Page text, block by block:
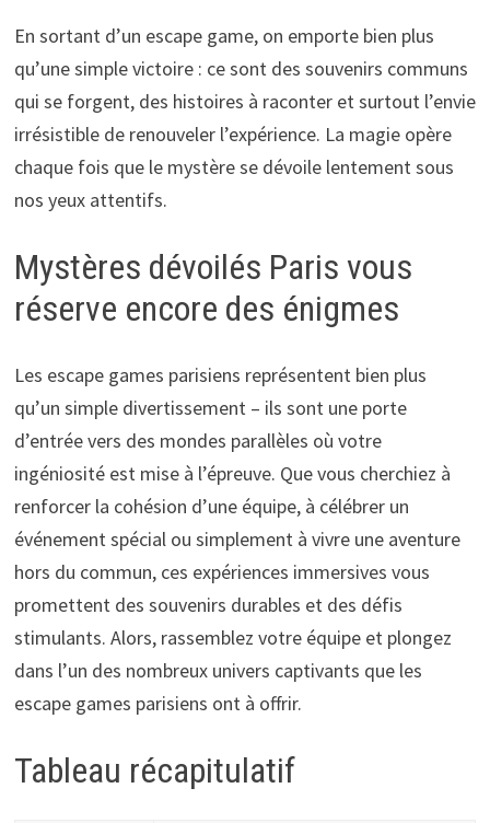
En sortant d’un escape game, on emporte bien plus
qu’une simple victoire : ce sont des souvenirs communs
qui se forgent, des histoires à raconter et surtout l’envie
irrésistible de renouveler l’expérience. La magie opère
chaque fois que le mystère se dévoile lentement sous
nos yeux attentifs.
Mystères dévoilés Paris vous
réserve encore des énigmes
Les escape games parisiens représentent bien plus
qu’un simple divertissement – ils sont une porte
d’entrée vers des mondes parallèles où votre
ingéniosité est mise à l’épreuve. Que vous cherchiez à
renforcer la cohésion d’une équipe, à célébrer un
événement spécial ou simplement à vivre une aventure
hors du commun, ces expériences immersives vous
promettent des souvenirs durables et des défis
stimulants. Alors, rassemblez votre équipe et plongez
dans l’un des nombreux univers captivants que les
escape games parisiens ont à offrir.
Tableau récapitulatif